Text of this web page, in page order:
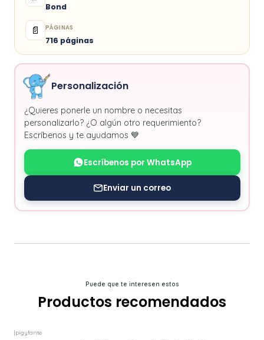
Bond
📄 PÁGINAS
716 páginas
Personalización
¿Quieres ponerle un nombre o necesitas
personalizarlo? ¿O algún otro requerimiento?
Escríbenos y te ayudamos 💙
Escríbenos por WhatsApp
Enviar un correo
Puede que te interesen estos
Productos recomendados
|pigyfante